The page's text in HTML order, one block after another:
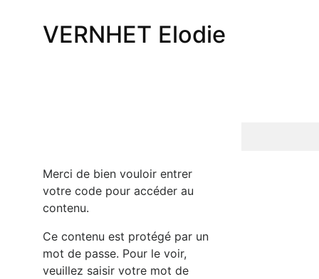
VERNHET Elodie
Merci de bien vouloir entrer
votre code pour accéder au
contenu.
Ce contenu est protégé par un
mot de passe. Pour le voir,
veuillez saisir votre mot de